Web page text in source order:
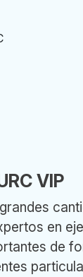
VIP
en
de